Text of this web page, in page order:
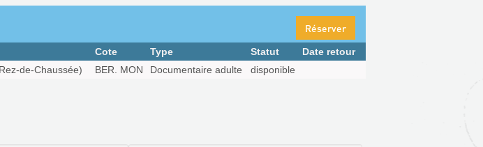
Réserver
Cote Type Statut
Date retour
de-Chaussée) BER. MON Documentaire adulte disponible